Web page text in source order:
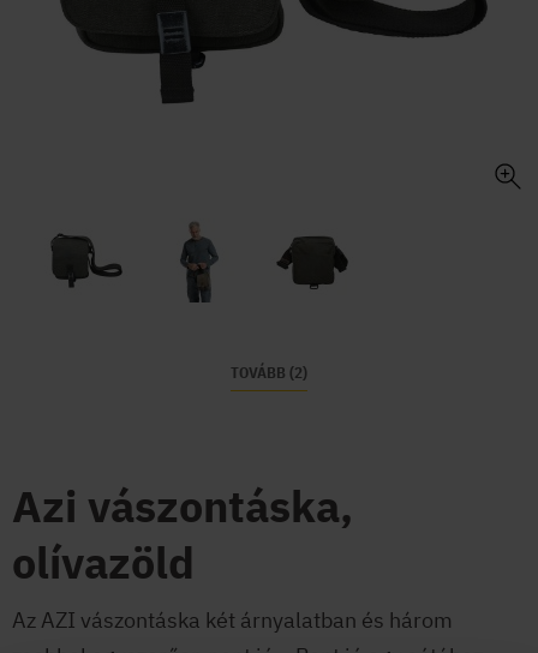
TOVÁBB (2)
Azi vászontáska,
olívazöld
Az AZI vászontáska két árnyalatban és három